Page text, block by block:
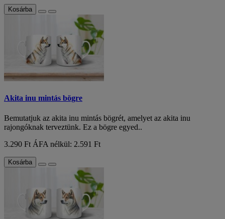
Kosárba
Akita inu mintás bögre
Bemutatjuk az akita inu mintás bögrét, amelyet az akita inu
rajongóknak terveztünk. Ez a bögre egyed..
3.290 Ft ÁFA nélkül: 2.591 Ft
Kosárba